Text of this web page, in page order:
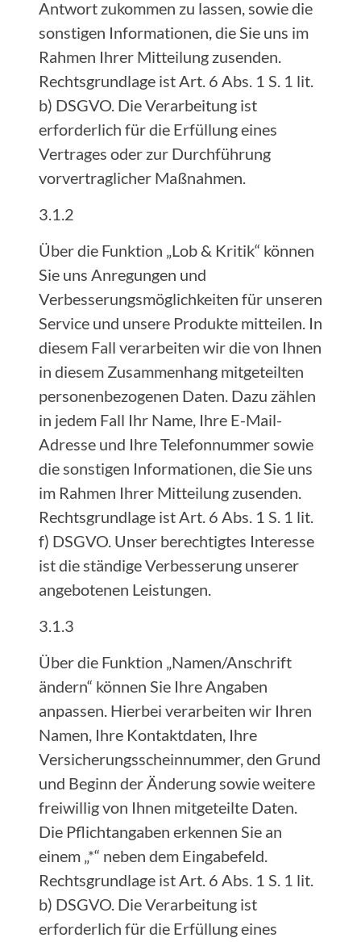
Antwort zukommen zu lassen, sowie die
sonstigen Informationen, die Sie uns im
Rahmen Ihrer Mitteilung zusenden.
Rechtsgrundlage ist Art. 6 Abs. 1 S. 1 lit.
b) DSGVO. Die Verarbeitung ist
erforderlich für die Erfüllung eines
Vertrages oder zur Durchführung
vorvertraglicher Maßnahmen.
3.1.2
Über die Funktion „Lob & Kritik“ können
Sie uns Anregungen und
Verbesserungsmöglichkeiten für unseren
Service und unsere Produkte mitteilen. In
diesem Fall verarbeiten wir die von Ihnen
in diesem Zusammenhang mitgeteilten
personenbezogenen Daten. Dazu zählen
in jedem Fall Ihr Name, Ihre E-Mail-
Adresse und Ihre Telefonnummer sowie
die sonstigen Informationen, die Sie uns
im Rahmen Ihrer Mitteilung zusenden.
Rechtsgrundlage ist Art. 6 Abs. 1 S. 1 lit.
f) DSGVO. Unser berechtigtes Interesse
ist die ständige Verbesserung unserer
angebotenen Leistungen.
3.1.3
Über die Funktion „Namen/Anschrift
ändern“ können Sie Ihre Angaben
anpassen. Hierbei verarbeiten wir Ihren
Namen, Ihre Kontaktdaten, Ihre
Versicherungsscheinnummer, den Grund
und Beginn der Änderung sowie weitere
freiwillig von Ihnen mitgeteilte Daten.
Die Pflichtangaben erkennen Sie an
einem „*“ neben dem Eingabefeld.
Rechtsgrundlage ist Art. 6 Abs. 1 S. 1 lit.
b) DSGVO. Die Verarbeitung ist
erforderlich für die Erfüllung eines